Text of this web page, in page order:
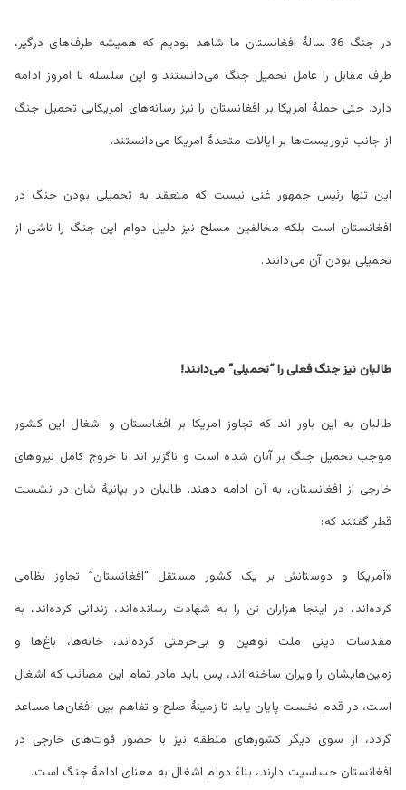
در جنگ 36 سالۀ افغانستان ما شاهد بودیم که همیشه طرف‌های درگیر،
طرف مقابل را عامل تحمیل جنگ می‌دانستند و این سلسله تا امروز ادامه
دارد. حتی حملۀ امریکا بر افغانستان را نیز رسانه‌های امریکایی تحمیل جنگ
از جانب تروریست‌ها بر ایالات متحدۀ امریکا می‌دانستند.
این تنها رئیس جمهور غنی نیست که متعقد به تحمیلی بودن جنگ در
افغانستان است بلکه مخالفین مسلح نیز دلیل دوام این جنگ را ناشی از
تحمیلی بودن آن می‌دانند.
طالبان نیز جنگ فعلی را “تحمیلی” می‌دانند!
طالبان به این باور اند که تجاوز امریکا بر افغانستان و اشغال این کشور
موجب تحمیل جنگ بر آنان شده است و ناگزیر اند تا خروج کامل نیروهای
خارجی از افغانستان، به آن ادامه دهند. طالبان در بیانیۀ شان در نشست
قطر گفتند که:
«آمریکا و دوستانش بر یک کشور مستقل “افغانستان” تجاوز نظامی
کرده‌اند، در اینجا هزاران تن را به شهادت رسانده‌اند، زندانی کرده‌اند، به
مقدسات دینی ملت توهین و بی‌حرمتی کرده‌اند، خانه‌ها، باغ‌ها و
زمین‌هایشان را ویران ساخته اند، پس باید مادر تمام این مصائب که اشغال
است، در قدم نخست پایان یابد تا زمینۀ صلح و تفاهم بین افغان‌ها مساعد
گردد، از سوی دیگر کشورهای منطقه نیز با حضور قوت‌های خارجی در
افغانستان حساسیت دارند، بناءً دوام اشغال به معنای ادامۀ جنگ است.